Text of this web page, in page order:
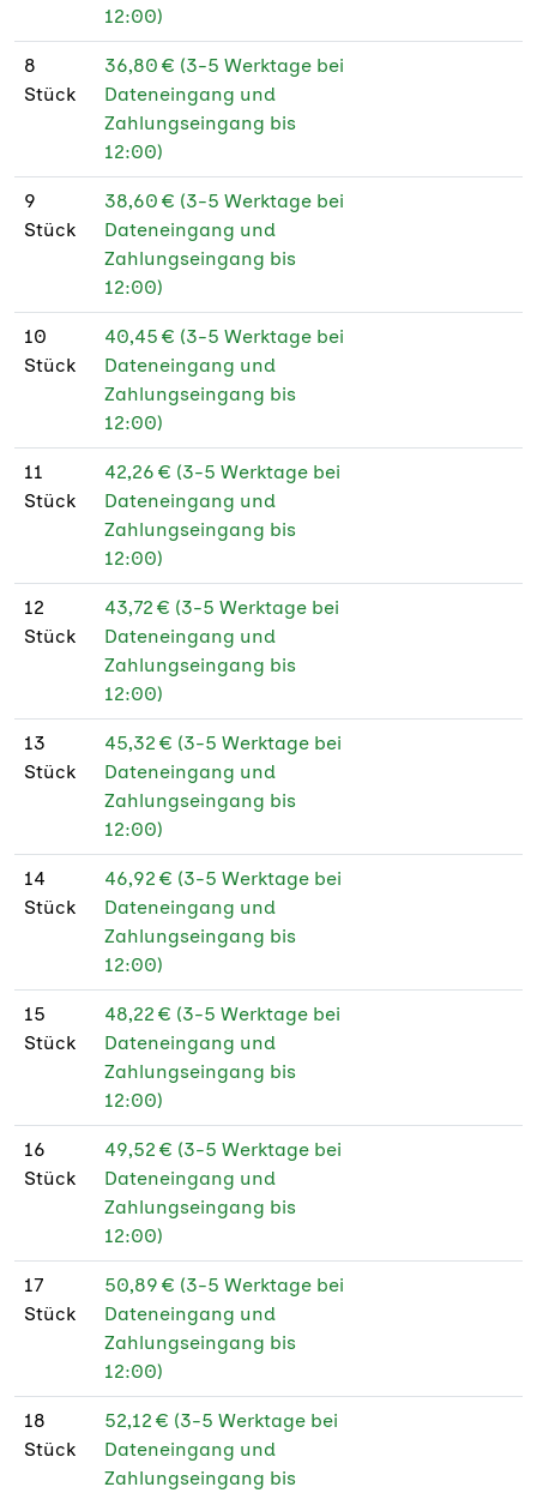
235 g Fotopapier
matt
100 g Bilderdruck
matt PEFC
12:00)
8
Stück
36,80 € (3-5 Werktage bei
Dateneingang und
Zahlungseingang bis
12:00)
9
Stück
38,60 € (3-5 Werktage bei
Dateneingang und
Zahlungseingang bis
12:00)
10
Stück
40,45 € (3-5 Werktage bei
Dateneingang und
Zahlungseingang bis
12:00)
11
Stück
42,26 € (3-5 Werktage bei
Dateneingang und
Zahlungseingang bis
12:00)
12
Stück
43,72 € (3-5 Werktage bei
Dateneingang und
Zahlungseingang bis
12:00)
13
Stück
45,32 € (3-5 Werktage bei
Dateneingang und
Zahlungseingang bis
12:00)
14
Stück
46,92 € (3-5 Werktage bei
Dateneingang und
Zahlungseingang bis
12:00)
15
Stück
48,22 € (3-5 Werktage bei
Dateneingang und
Zahlungseingang bis
12:00)
16
Stück
49,52 € (3-5 Werktage bei
Dateneingang und
Zahlungseingang bis
12:00)
17
Stück
50,89 € (3-5 Werktage bei
Dateneingang und
Zahlungseingang bis
12:00)
18
Stück
52,12 € (3-5 Werktage bei
Dateneingang und
Zahlungseingang bis